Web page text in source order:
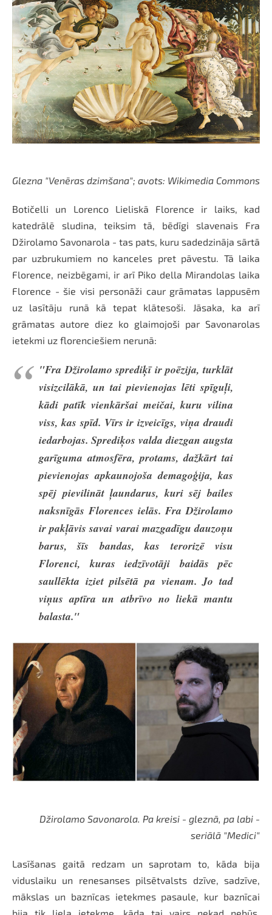
Glezna "Venēras dzimšana"; avots: Wikimedia Commons
Botičelli un Lorenco Lieliskā Florence ir laiks, kad
katedrālē sludina, teiksim tā, bēdīgi slavenais Fra
Džirolamo Savonarola - tas pats, kuru sadedzināja sārtā
par uzbrukumiem no kanceles pret pāvestu. Tā laika
Florence, neizbēgami, ir arī Piko della Mirandolas laika
Florence - šie visi personāži caur grāmatas lappusēm
uz lasītāju runā kā tepat klātesoši. Jāsaka, ka arī
grāmatas autore diez ko glaimojoši par Savonarolas
ietekmi uz florenciešiem nerunā:
"Fra Džirolamo sprediķī ir poēzija, turklāt
visizcilākā, un tai pievienojas lēti spīguļi,
kādi patīk vienkāršai meičai, kuru vilina
viss, kas spīd. Vīrs ir izveicīgs, viņa draudi
iedarbojas. Sprediķos valda diezgan augsta
garīguma atmosfēra, protams, dažkārt tai
pievienojas apkaunojoša demagoģija, kas
spēj pievilināt ļaundarus, kuri sēj bailes
naksnīgās Florences ielās. Fra Džirolamo
ir pakļāvis savai varai mazgadīgu dauzoņu
barus, šīs bandas, kas terorizē visu
Florenci, kuras iedzīvotāji baidās pēc
saullēkta iziet pilsētā pa vienam. Jo tad
viņus aptīra un atbrīvo no liekā mantu
balasta."
Džirolamo Savonarola. Pa kreisi - gleznā, pa labi -
seriālā "Medici"
Lasīšanas gaitā redzam un saprotam to, kāda bija
viduslaiku un renesanses pilsētvalsts dzīve, sadzīve,
mākslas un baznīcas ietekmes pasaule, kur baznīcai
bija tik liela ietekme, kāda tai vairs nekad nebūs.